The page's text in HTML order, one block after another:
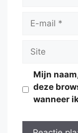
Site
Mijn
deze
wanneer